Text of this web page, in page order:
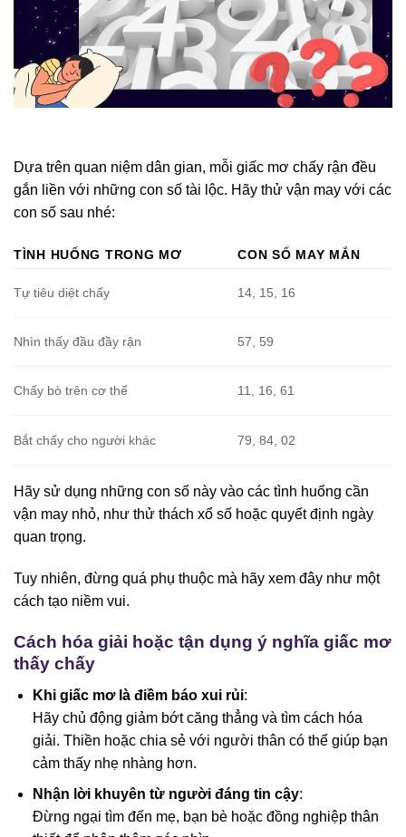
Dựa trên quan niệm dân gian, mỗi giấc mơ chấy rận đều
gắn liền với những con số tài lộc. Hãy thử vận may với các
con số sau nhé:
TÌNH HUỐNG TRONG MƠ CON SỐ MAY MẮN
Tự tiêu diệt chấy 14, 15, 16
Nhìn thấy đầu đầy rận 57, 59
Chấy bò trên cơ thể 11, 16, 61
Bắt chấy cho người khác 79, 84, 02
Hãy sử dụng những con số này vào các tình huống cần
vận may nhỏ, như thử thách xổ số hoặc quyết định ngày
quan trọng.
Tuy nhiên, đừng quá phụ thuộc mà hãy xem đây như một
cách tạo niềm vui.
Cách hóa giải hoặc tận dụng ý nghĩa giấc mơ
thấy chấy
Khi giấc mơ là điềm báo xui rủi:
Hãy chủ động giảm bớt căng thẳng và tìm cách hóa
giải. Thiền hoặc chia sẻ với người thân có thể giúp bạn
cảm thấy nhẹ nhàng hơn.
Nhận lời khuyên từ người đáng tin cậy:
Đừng ngại tìm đến mẹ, bạn bè hoặc đồng nghiệp thân